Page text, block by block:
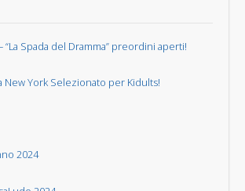
“La Spada del Dramma” preordini aperti!
New York Selezionato per Kidults!
2024